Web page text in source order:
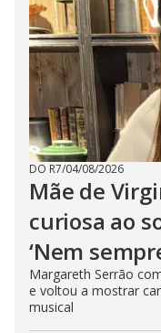
DO R7/04/08/2026
Mãe de
curiosa ao
‘Nem
Margareth Serrão
e voltou a mostrar
musical